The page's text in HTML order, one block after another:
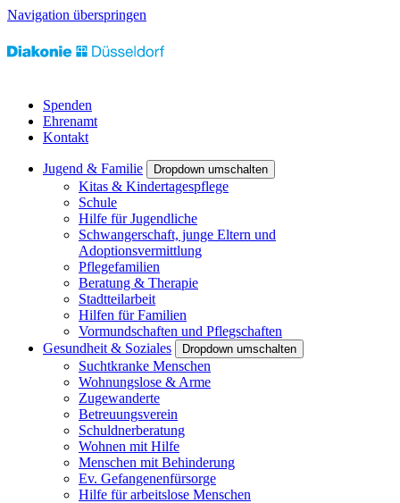
Navigation überspringen
Spenden
Ehrenamt
Kontakt
Jugend & Familie Dropdown umschalten
Kitas & Kindertagespflege
Schule
Hilfe für Jugendliche
Schwangerschaft, junge Eltern und
Adoptionsvermittlung
Pflegefamilien
Beratung & Therapie
Stadtteilarbeit
Hilfen für Familien
Vormundschaften und Pflegschaften
Gesundheit & Soziales
Dropdown umschalten
Suchtkranke Menschen
Wohnungslose & Arme
Zugewanderte
Betreuungsverein
Schuldnerberatung
Wohnen mit Hilfe
Menschen mit Behinderung
Ev. Gefangenenfürsorge
Hilfe für arbeitslose Menschen